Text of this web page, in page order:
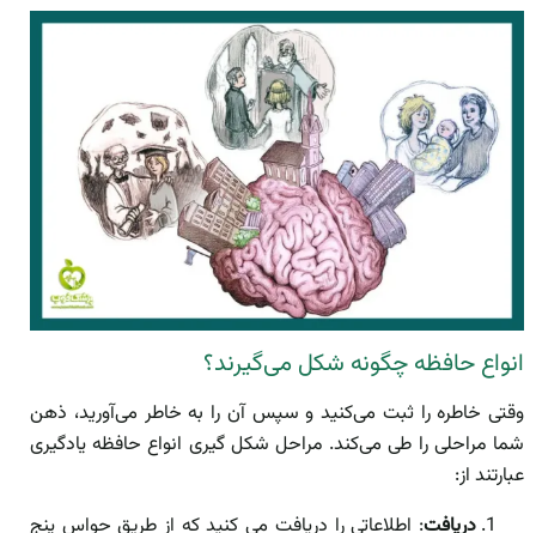
انواع حافظه چگونه شکل می‌‎گیرند؟
وقتی خاطره را ثبت می‌کنید و سپس آن را به خاطر می‌آورید، ذهن
شما مراحلی را طی می‌کند. مراحل شکل گیری انواع حافظه یادگیری
عبارتند از:
دریافت: اطلاعاتی را دریافت می کنید که از طریق حواس پنج